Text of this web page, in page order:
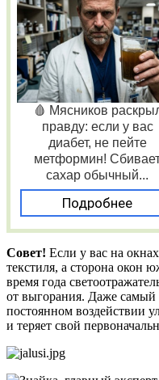
🩸 Мясников
правду: если у вас
диабет, не пейте
метформин!
сахар обычный...
Подробнее
Совет! Если у вас на
текстиля, а сторона окон
время года
от выгорания. Даже самый
постоянном воздействии
и теряет свой